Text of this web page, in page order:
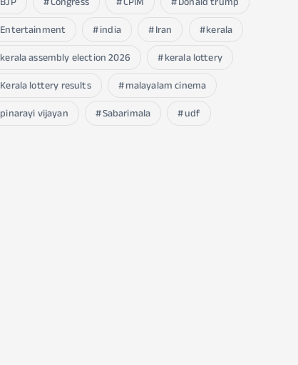
Entertainment
india Iran
kerala
kerala assembly election 2026
kerala lottery
Kerala lottery results
malayalam cinema
pinarayi vijayan
Sabarimala udf